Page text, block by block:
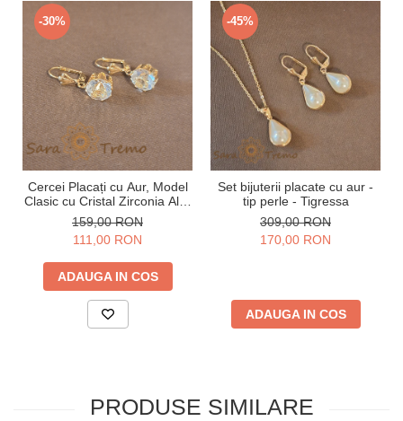
-30%
Cercei Placați cu Aur, Model
Clasic cu Cristal Zirconia Alb-
Crem Fațetat Mare
159,00 RON
111,00 RON
ADAUGA IN COS
-45%
Set bijuterii placate cu aur -
tip perle - Tigressa
309,00 RON
170,00 RON
ADAUGA IN COS
PRODUSE SIMILARE